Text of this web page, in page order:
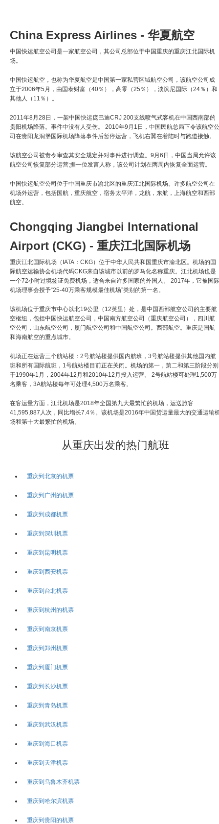
China Express Airlines - 华夏航空
中国快运航空公司是一家航空公司，其公司总部位于中国重庆的重庆江北国际机
场。
中国快运航空，也称为华夏航空是中国第一家私营区域航空公司，该航空公司成
立于2006年5月，由国泰财富（40％），高零（25％），淡滨尼国际（24％）和
其他人（11％）。
2011年8月28日，一架中国快运庞巴迪CRJ 200支线喷气式客机在中国西南部的
贵阳机场降落。事件中没有人受伤。 2010年9月1日，中国民航总局下令该航空公
司在贵阳龙洞堡国际机场降落事件后暂停运营，飞机右翼在着陆时与跑道接触。
该航空公司被责令审查其安全规定并对事件进行调查。9月6日，中国当局允许该
航空公司恢复部分运营;据一位发言人称，该公司计划在两周内恢复全面运营。
中国快运航空公司位于中国重庆市渝北区的重庆江北国际机场。许多航空公司在
机场外运营，包括国航，重庆航空，宿务太平洋，龙航，东航，上海航空和西部
航空。
Chongqing Jiangbei International
Airport (CKG) - 重庆江北国际机场
重庆江北国际机场（IATA：CKG）位于中华人民共和国重庆市渝北区。机场的国
际航空运输协会机场代码CKG来自该城市以前的罗马化名称重庆。江北机场也是
一个72小时过境签证免费机场，适合来自许多国家的外国人。 2017年，它被国际
机场理事会授予“25-40万乘客规模最佳机场”类别的第一名。
该机场位于重庆市中心以北19公里（12英里）处，是中国西部航空公司的主要航
空枢纽，包括中国快运航空公司，中国南方航空公司（重庆航空公司），四川航
空公司，山东航空公司，厦门航空公司和中国航空公司。西部航空。重庆是国航
和海南航空的重点城市。
机场正在运营三个航站楼：2号航站楼提供国内航班，3号航站楼提供其他国内航
班和所有国际航班，1号航站楼目前正在关闭。机场的第一，第二和第三阶段分别
于1990年1月，2004年12月和2010年12月投入运营。 2号航站楼可处理1,500万
名乘客，3A航站楼每年可处理4,500万名乘客。
在客运量方面，江北机场是2018年全国第九大最繁忙的机场，运送旅客
41,595,887人次，同比增长7.4％。该机场是2016年中国货运量最大的交通运输
场和第十大最繁忙的机场。
从重庆出发的热门航班
重庆到北京的机票
重庆到广州的机票
重庆到成都机票
重庆到深圳机票
重庆到昆明机票
重庆到西安机票
重庆到台北机票
重庆到杭州的机票
重庆到南京机票
重庆到郑州机票
重庆到厦门机票
重庆到长沙机票
重庆到青岛机票
重庆到武汉机票
重庆到海口机票
重庆到天津机票
重庆到乌鲁木齐机票
重庆到哈尔滨机票
重庆到贵阳的机票